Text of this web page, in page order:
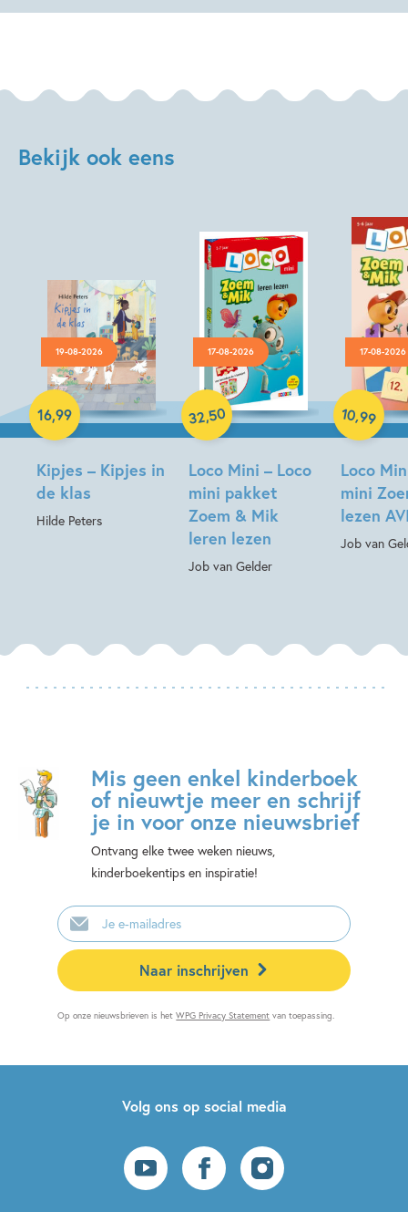
Bekijk ook eens
19-08-2026
Kipjes – Kipjes in
de klas
Hilde Peters
16,99
Hardcover
17-08-2026
Loco Mini – Loco
mini pakket
Zoem & Mik
leren lezen
Job van Gelder
32,50
Paperback
17-08-2026
Loco
mini
lezen
Job van
10,99
Paperback
Mis geen enkel kinderboek
of nieuwtje meer en schrijf
je in voor onze nieuwsbrief
Ontvang elke twee weken nieuws,
kinderboekentips en inspiratie!
E-
mailadres
Naar inschrijven
Op onze nieuwsbrieven is hetWPG Privacy Statement van toepassing.
Volg ons op social media